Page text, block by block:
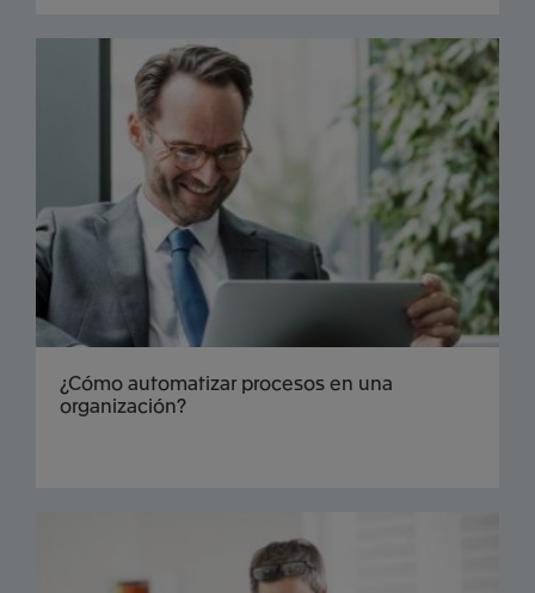
¿Cómo automatizar procesos en una
organización?